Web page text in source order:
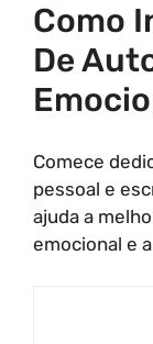
Como
De
Comece
pessoal e
ajuda a
emocional e